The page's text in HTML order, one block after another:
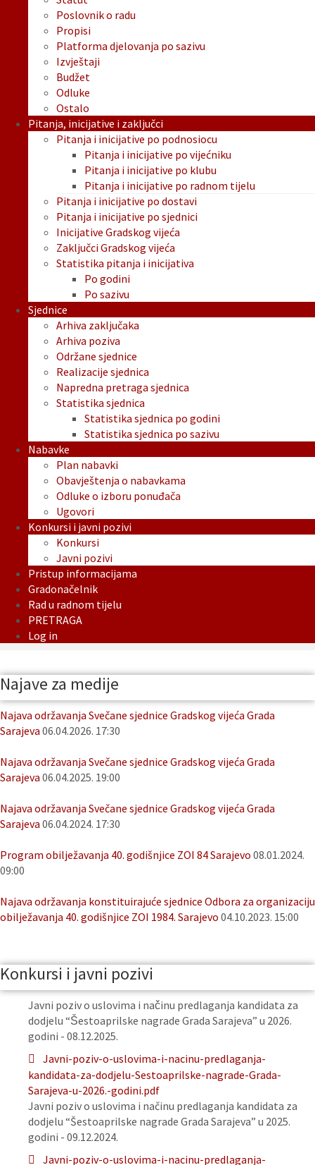
Poslovnik o radu
Propisi
Platforma djelovanja po sazivu
Izvještaji
Budžet
Odluke
Ostalo
Pitanja, inicijative i zaključci
Pitanja i inicijative po podnosiocu
Pitanja i inicijative po vijećniku
Pitanja i inicijative po klubu
Pitanja i inicijative po radnom tijelu
Pitanja i inicijative po dostavi
Pitanja i inicijative po sjednici
Inicijative Gradskog vijeća
Zaključci Gradskog vijeća
Statistika pitanja i inicijativa
Po godini
Po sazivu
Sjednice
Arhiva zaključaka
Arhiva poziva
Održane sjednice
Realizacije sjednica
Napredna pretraga sjednica
Statistika sjednica
Statistika sjednica po godini
Statistika sjednica po sazivu
Nabavke
Plan nabavki
Obavještenja o nabavkama
Odluke o izboru ponuđača
Ugovori
Konkursi i javni pozivi
Konkursi
Javni pozivi
Pristup informacijama
Gradonačelnik
Rad u radnom tijelu
PRETRAGA
Log in
Najave za medije
Najava održavanja Svečane sjednice Gradskog vijeća Grada
Sarajeva 06.04.2026. 17:30
Najava održavanja Svečane sjednice Gradskog vijeća Grada
Sarajeva 06.04.2025. 19:00
Najava održavanja Svečane sjednice Gradskog vijeća Grada
Sarajeva 06.04.2024. 17:30
Program obilježavanja 40. godišnjice ZOI 84 Sarajevo 08.01.2024.
09:00
Najava održavanja konstituirajuće sjednice Odbora za organizaciju
obilježavanja 40. godišnjice ZOI 1984. Sarajevo 04.10.2023. 15:00
Konkursi i javni pozivi
Javni poziv o uslovima i načinu predlaganja kandidata za
dodjelu “Šestoaprilske nagrade Grada Sarajeva” u 2026.
godini - 08.12.2025.
Javni-poziv-o-uslovima-i-nacinu-predlaganja-
kandidata-za-dodjelu-Sestoaprilske-nagrade-Grada-
Sarajeva-u-2026.-godini.pdf
Javni poziv o uslovima i načinu predlaganja kandidata za
dodjelu “Šestoaprilske nagrade Grada Sarajeva” u 2025.
godini - 09.12.2024.
Javni-poziv-o-uslovima-i-nacinu-predlaganja-